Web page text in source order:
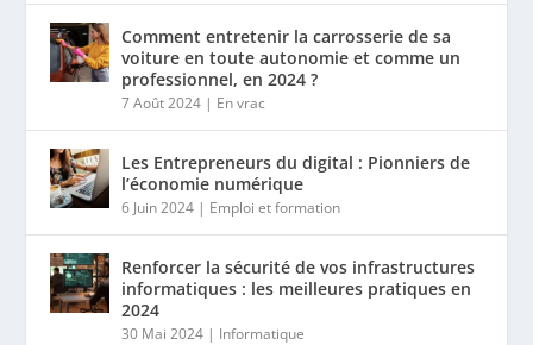
Comment entretenir la carrosserie de sa
voiture en toute autonomie et comme un
professionnel, en 2024 ?
7 Août 2024 | En vrac
Les Entrepreneurs du digital : Pionniers de
l’économie numérique
6 Juin 2024 | Emploi et formation
Renforcer la sécurité de vos infrastructures
informatiques : les meilleures pratiques en
2024
30 Mai 2024 | Informatique